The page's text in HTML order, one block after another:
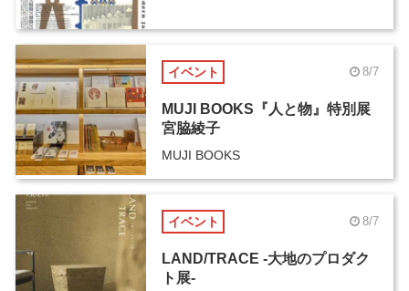
イベント 8/7
MUJI BOOKS『人と物』特別展
宮脇綾子
MUJI BOOKS
イベント 8/7
LAND/TRACE -大地のプロダク
ト展-